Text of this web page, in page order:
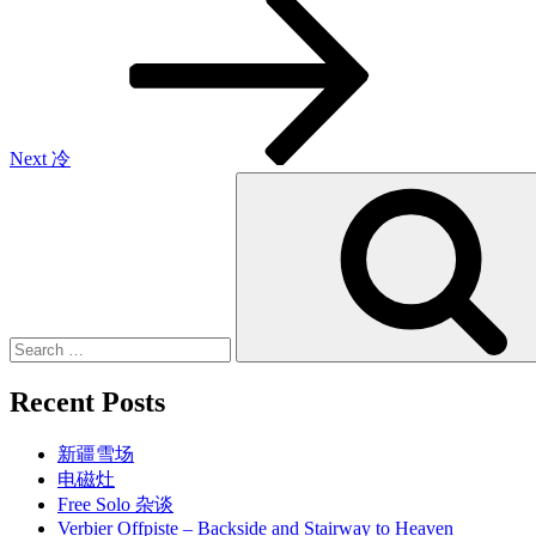
Next 冷
Recent Posts
新疆雪场
电磁灶
Free Solo 杂谈
Verbier Offpiste – Backside and Stairway to Heaven